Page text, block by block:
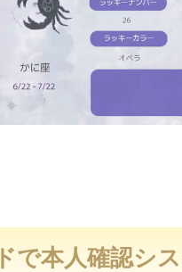
ウィリアムズは何が違うの
で本人確認シ